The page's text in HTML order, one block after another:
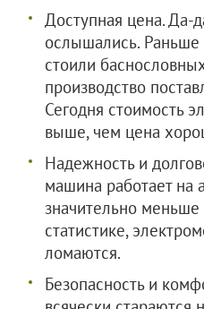
Доступная цена. Да-
ослышались. Раньше
стоили
производство
Сегодня стоимость
выше, чем цена
Надежность и
машина работает на
значительно
статистике,
ломаются.
Безопасность и